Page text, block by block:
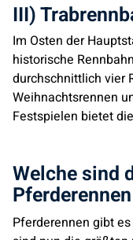
III)
Im Osten der
historische
durchschnittlich vier
Weihnachtsrennen
Festspielen bietet
Welche sind
Pferderennen gibt